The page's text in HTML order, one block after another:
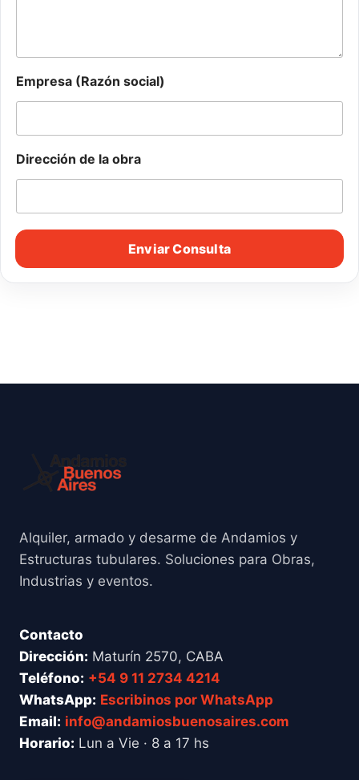
Empresa (Razón social)
*
E
m
i
*
Dirección de la obra
Enviar Consulta
Alquiler, armado y desarme de Andamios y
Estructuras tubulares. Soluciones para Obras,
Industrias y eventos.
Contacto
Dirección: Maturín 2570, CABA
Teléfono: +54 9 11 2734 4214
WhatsApp: Escribinos por WhatsApp
Email: info@andamiosbuenosaires.com
Horario: Lun a Vie · 8 a 17 hs